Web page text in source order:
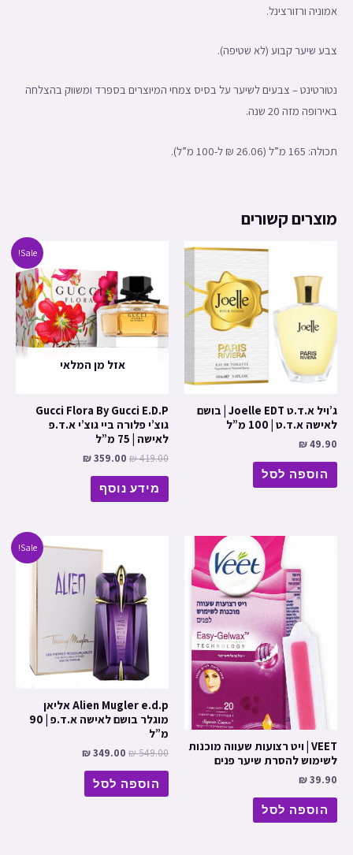
אמוניה ורזורצינל.
צבע שיער קבוע (לא שטיפה).
נטורטינט – צבעים לשיער על בסיס צמחי המיוצרים בספרד ומשווק בהצלחה
באירופה מזה 20 שנה.
תכולה: 165 מ”ל (26.06 ₪ ל-100 מ”ל).
מוצרים קשורים
ג’ויל א.ד.ט Joelle EDT | בושם
לאישה א.ד.ט | 100 מ”ל
₪49.90
הוספה לסל
Sale!
אזל מן המלאי
Gucci Flora By Gucci E.D.P
גוצ’י פלורה ביי גוצ’י א.ד.פ
לאישה | 75 מ”ל
₪419.00
₪359.00
מידע נוסף
VEET | ויט רצועות שעווה מוכנות
לשימוש להסרת שיער פנים
₪39.90
הוספה לסל
Sale!
Alien Mugler e.d.p אליאן
מוגלר בושם לאישה א.ד.פ | 90
מ”ל
₪549.00
₪349.00
הוספה לסל